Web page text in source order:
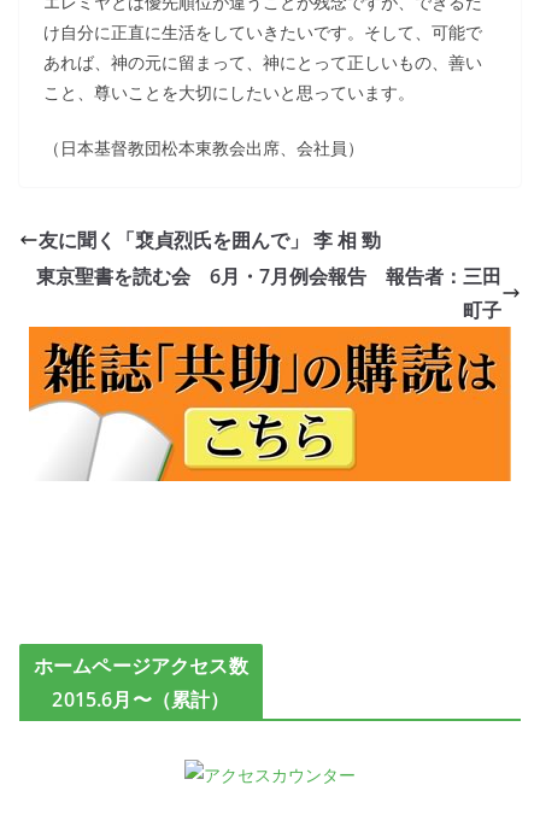
け自分に正直に生活をしていきたいです。そして、可能で
あれば、神の元に留まって、神にとって正しいもの、善い
こと、尊いことを大切にしたいと思っています。
（日本基督教団松本東教会出席、会社員）
友に聞く「裵貞烈氏を囲んで」 李 相 勁
東京聖書を読む会 6月・7月例会報告 報告者：三田
町子
ホームページアクセス数
2015.6月〜（累計）